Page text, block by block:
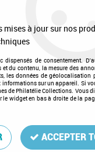
DDR V
premier à donner votre
mises à jour sur nos
de consentement.
du contenu, la mesure des
les données de géolocalisation
sur un appareil. Si
de Philatélie Collections. Vous
widget en bas à droite de la
ACCEPTER